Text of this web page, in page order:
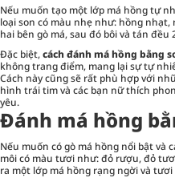
Nếu muốn tạo một lớp má hồng tự
loạison có màu nhẹ như: hồng nhạt,
hai bên gò má, sau đó bôi và tán
Đặc biệt,cách đánh má hồng bằng
không trang điểm, mang lại sự tự
Cách này cũng sẽ rất phù hợp với
hình trái tim và các bạn nữ thích
yêu.
Đánh má hồng
Nếu muốn có gò má hồng nổi bật và
môi có màu tươi như: đỏ rượu, đỏ
ra một lớp má hồng rạng ngời và